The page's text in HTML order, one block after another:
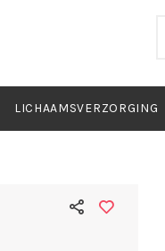
LICHAAMSVERZORGING